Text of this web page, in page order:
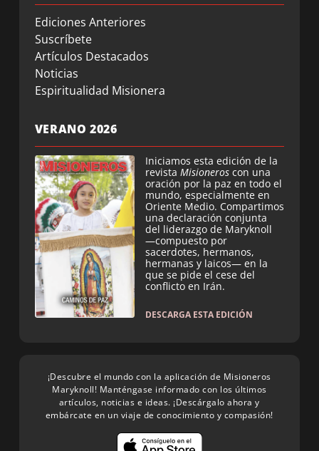
Ediciones Anteriores
Suscríbete
Artículos Destacados
Noticias
Espiritualidad Misionera
VERANO 2026
Iniciamos esta edición de la
revista Misioneros con una
oración por la paz en todo el
mundo, especialmente en
Oriente Medio. Compartimos
una declaración conjunta
del liderazgo de Maryknoll
—compuesto por
sacerdotes, hermanos,
hermanas y laicos— en la
que se pide el cese del
conflicto en Irán.
DESCARGA ESTA EDICIÓN
¡Descubre el mundo con la aplicación de Misioneros
Maryknoll! Manténgase informado con los últimos
artículos, noticias e ideas. ¡Descárgalo ahora y
embárcate en un viaje de conocimiento y compasión!